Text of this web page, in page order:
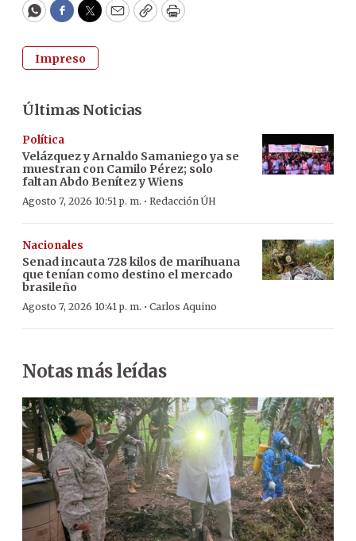
WhatsApp
Facebook
Twitter
EmailCopyPrint
Impreso
Últimas Noticias
Política
Velázquez y Arnaldo Samaniego ya se
muestran con Camilo Pérez; solo
faltan Abdo Benítez y Wiens
Agosto 7, 2026 10:51 p. m. · Redacción ÚH
Nacionales
Senad incauta 728 kilos de marihuana
que tenían como destino el mercado
brasileño
Agosto 7, 2026 10:41 p. m. · Carlos Aquino
Notas más leídas